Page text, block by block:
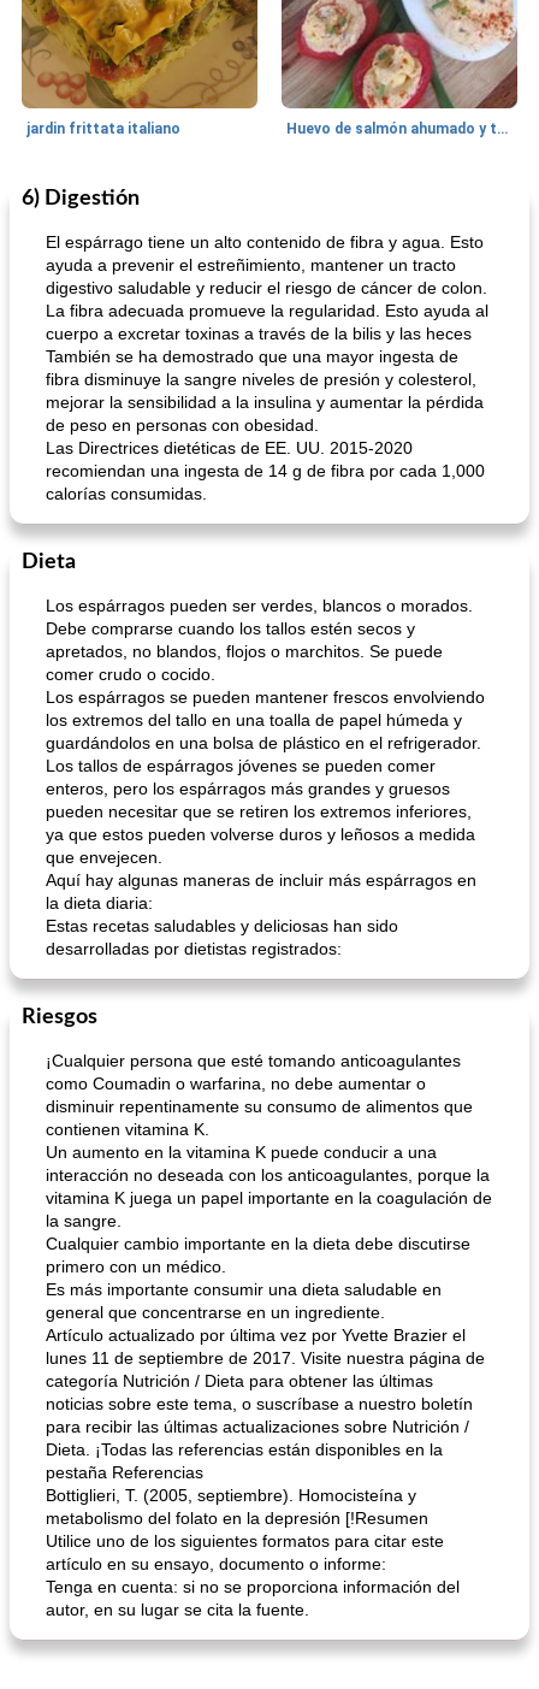
jardin frittata italiano Huevo de salmón ahumado y tomates rellenos.
Bebidas
Batido de leche de caramelo de mantequilla (alcohólico)
6) Digestión
El espárrago tiene un alto contenido de fibra y agua. Esto
ayuda a prevenir el estreñimiento, mantener un tracto
digestivo saludable y reducir el riesgo de cáncer de colon.
La fibra adecuada promueve la regularidad. Esto ayuda al
cuerpo a excretar toxinas a través de la bilis y las heces
También se ha demostrado que una mayor ingesta de
fibra disminuye la sangre niveles de presión y colesterol,
mejorar la sensibilidad a la insulina y aumentar la pérdida
de peso en personas con obesidad.
Las Directrices dietéticas de EE. UU. 2015-2020
recomiendan una ingesta de 14 g de fibra por cada 1,000
calorías consumidas.
Dieta
Los espárragos pueden ser verdes, blancos o morados.
Debe comprarse cuando los tallos estén secos y
apretados, no blandos, flojos o marchitos. Se puede
comer crudo o cocido.
Los espárragos se pueden mantener frescos envolviendo
los extremos del tallo en una toalla de papel húmeda y
guardándolos en una bolsa de plástico en el refrigerador.
Los tallos de espárragos jóvenes se pueden comer
enteros, pero los espárragos más grandes y gruesos
pueden necesitar que se retiren los extremos inferiores,
ya que estos pueden volverse duros y leñosos a medida
que envejecen.
Aquí hay algunas maneras de incluir más espárragos en
la dieta diaria:
Estas recetas saludables y deliciosas han sido
desarrolladas por dietistas registrados:
Riesgos
¡Cualquier persona que esté tomando anticoagulantes
como Coumadin o warfarina, no debe aumentar o
disminuir repentinamente su consumo de alimentos que
contienen vitamina K.
Un aumento en la vitamina K puede conducir a una
interacción no deseada con los anticoagulantes, porque la
vitamina K juega un papel importante en la coagulación de
la sangre.
Cualquier cambio importante en la dieta debe discutirse
primero con un médico.
Es más importante consumir una dieta saludable en
general que concentrarse en un ingrediente.
Artículo actualizado por última vez por Yvette Brazier el
lunes 11 de septiembre de 2017. Visite nuestra página de
categoría Nutrición / Dieta para obtener las últimas
noticias sobre este tema, o suscríbase a nuestro boletín
para recibir las últimas actualizaciones sobre Nutrición /
Dieta. ¡Todas las referencias están disponibles en la
pestaña Referencias
Bottiglieri, T. (2005, septiembre). Homocisteína y
metabolismo del folato en la depresión [!Resumen
Utilice uno de los siguientes formatos para citar este
artículo en su ensayo, documento o informe:
Tenga en cuenta: si no se proporciona información del
autor, en su lugar se cita la fuente.